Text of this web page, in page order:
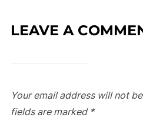
LEAVE A
Your email address will not
fields are marked *